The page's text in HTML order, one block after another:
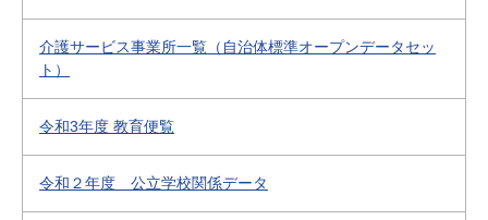
介護サービス事業所一覧（自治体標準オープンデータセッ
ト）
令和3年度 教育便覧
令和２年度 公立学校関係データ